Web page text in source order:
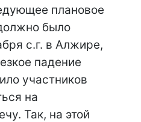
плановое
было
с.г. в Алжире,
падение
участников
на
Так, на этой